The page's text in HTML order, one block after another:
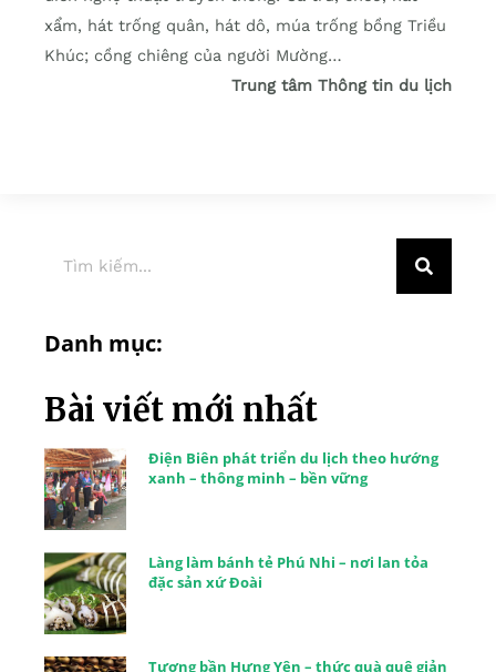
xẩm, hát trống quân, hát dô, múa trống bồng Triều
Khúc; cồng chiêng của người Mường…
Trung tâm Thông tin du lịch
Danh mục:
Bài viết mới nhất
Điện Biên phát triển du lịch theo hướng
xanh – thông minh – bền vững
Làng làm bánh tẻ Phú Nhi – nơi lan tỏa
đặc sản xứ Đoài
Tương bần Hưng Yên – thức quà quê giản